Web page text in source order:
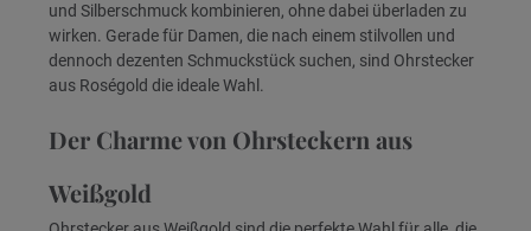
und Silberschmuck kombinieren, ohne dabei überladen zu
wirken. Gerade für Damen, die nach einem stilvollen und
dennoch dezenten Schmuckstück suchen, sind Ohrstecker
aus Roségold die ideale Wahl.
Der Charme von Ohrsteckern aus
Weißgold